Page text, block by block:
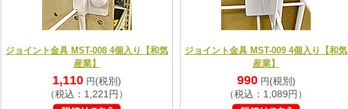
ジョイント金具 MST-008 4個入り【和気
産業】
1,110 円 (税別)
（税込：1,221円）
ジョイント金具 MST-009 4個入り【和気
産業】
990円 (税別)
（税込：1,089円）